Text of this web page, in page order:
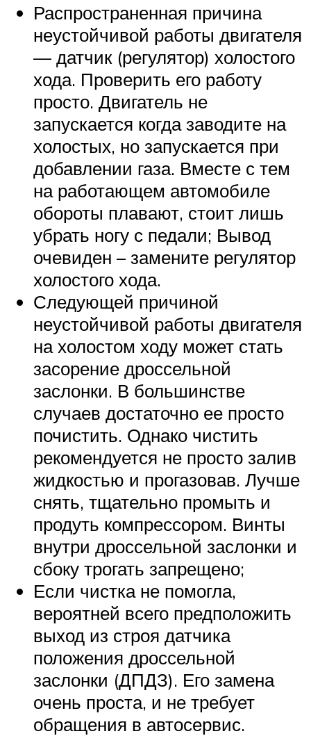
Распространенная причина
неустойчивой работы двигателя
— датчик (регулятор) холостого
хода. Проверить его работу
просто. Двигатель не
запускается когда заводите на
холостых, но запускается при
добавлении газа. Вместе с тем
на работающем автомобиле
обороты плавают, стоит лишь
убрать ногу с педали; Вывод
очевиден – замените регулятор
холостого хода.
Следующей причиной
неустойчивой работы двигателя
на холостом ходу может стать
засорение дроссельной
заслонки. В большинстве
случаев достаточно ее просто
почистить. Однако чистить
рекомендуется не просто залив
жидкостью и прогазовав. Лучше
снять, тщательно промыть и
продуть компрессором. Винты
внутри дроссельной заслонки и
сбоку трогать запрещено;
Если чистка не помогла,
вероятней всего предположить
выход из строя датчика
положения дроссельной
заслонки (ДПДЗ). Его замена
очень проста, и не требует
обращения в автосервис.